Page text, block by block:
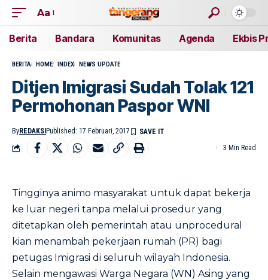
Aa
Berita Bandara Komunitas Agenda Ekbis
BERITA HOME INDEX NEWS UPDATE
Ditjen Imigrasi Sudah Tolak 121
Permohonan Paspor WNI
ByREDAKSI Published: 17 Februari, 2017
3 Min Read
Tingginya animo masyarakat untuk dapat bekerja
ke luar negeri tanpa melalui prosedur yang
ditetapkan oleh pemerintah atau unprocedural
kian menambah pekerjaan rumah (PR) bagi
petugas Imigrasi di seluruh wilayah Indonesia.
Selain mengawasi Warga Negara (WN) Asing yang